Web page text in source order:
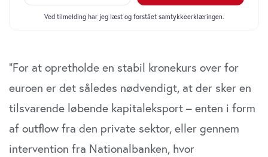
”For at opretholde en stabil kronekurs over for
euroen er det således nødvendigt, at der sker en
tilsvarende løbende kapitaleksport – enten i form
af outflow fra den private sektor, eller gennem
intervention fra Nationalbanken, hvor